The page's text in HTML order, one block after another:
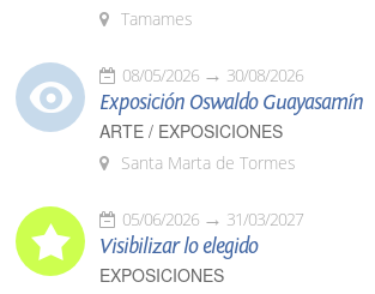
Tamames
08/05/2026 30/08/2026
Exposición Oswaldo Guayasamín
ARTE / EXPOSICIONES
Santa Marta de Tormes
05/06/2026 31/03/2027
Visibilizar lo elegido
EXPOSICIONES